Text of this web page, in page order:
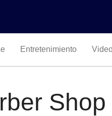
Entretenimiento